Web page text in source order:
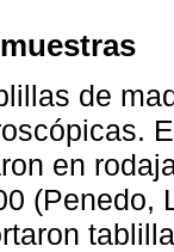
de
en
(Penedo,